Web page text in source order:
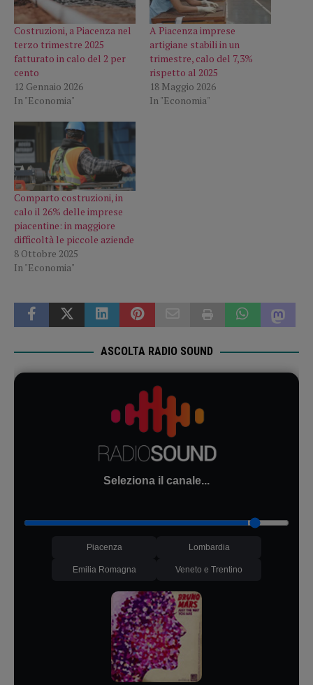
Costruzioni, a Piacenza nel
terzo trimestre 2025
fatturato in calo del 2 per
cento
12 Gennaio 2026
In "Economia"
A Piacenza imprese
artigiane stabili in un
trimestre, calo del 7,3%
rispetto al 2025
18 Maggio 2026
In "Economia"
Comparto costruzioni, in
calo il 26% delle imprese
piacentine: in maggiore
difficoltà le piccole aziende
8 Ottobre 2025
In "Economia"
ASCOLTA RADIO SOUND
Seleziona il canale...
Piacenza Lombardia
Emilia Romagna Veneto e Trentino